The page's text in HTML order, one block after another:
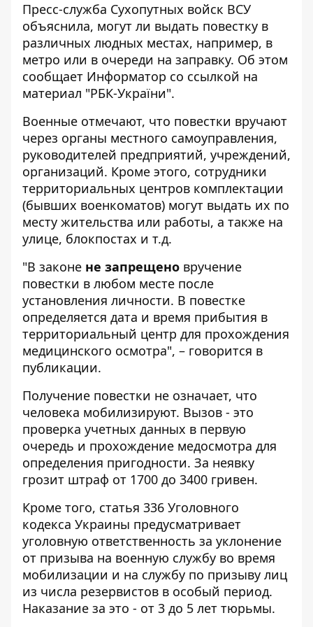
Пресс-служба Сухопутных войск ВСУ
объяснила, могут ли выдать повестку в
различных людных местах, например, в
метро или в очереди на заправку. Об этом
сообщает Информатор со ссылкой на
материал "РБК-України".
Военные отмечают, что повестки вручают
через органы местного самоуправления,
руководителей предприятий, учреждений,
организаций. Кроме этого, сотрудники
территориальных центров комплектации
(бывших военкоматов) могут выдать их по
месту жительства или работы, а также на
улице, блокпостах и т.д.
"В законе не запрещено вручение
повестки в любом месте после
установления личности. В повестке
определяется дата и время прибытия в
территориальный центр для прохождения
медицинского осмотра", – говорится в
публикации.
Получение повестки не означает, что
человека мобилизируют. Вызов - это
проверка учетных данных в первую
очередь и прохождение медосмотра для
определения пригодности. За неявку
грозит штраф от 1700 до 3400 гривен.
Кроме того, статья 336 Уголовного
кодекса Украины предусматривает
уголовную ответственность за уклонение
от призыва на военную службу во время
мобилизации и на службу по призыву лиц
из числа резервистов в особый период.
Наказание за это - от 3 до 5 лет тюрьмы.